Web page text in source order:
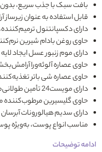
بافت سبک با جذب سریع،
قابل استفاده به عنوان زیرساز
دارای دکسپانتنول
حاوی روغن بادام شیرین
دارای موم زنبور عسل ایجاد
حاوی عصاره آلوئه‌ورا
حاوی عصاره شی باتر
دارای مویست24 تأمین طولانی‌مدت رطوبت و حفظ نرمی پوست
حاوی گلیسیرین مرطوب‌کننده
دارای سدیم هیالورونات
مناسب انواع پوست،
ادامه توضیحات